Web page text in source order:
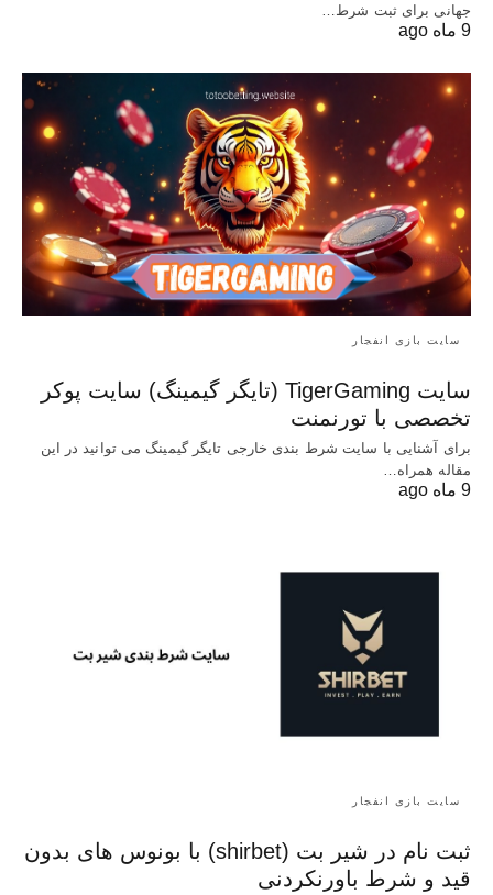
جهانی برای ثبت شرط…
9 ماه ago
سایت بازی انفجار
سایت TigerGaming (تایگر گیمینگ) سایت پوکر
تخصصی با تورنمنت
برای آشنایی با سایت شرط بندی خارجی تایگر گیمینگ می توانید در این
مقاله همراه…
9 ماه ago
سایت بازی انفجار
ثبت نام در شیر بت (shirbet) با بونوس های بدون
قید و شرط باورنکردنی